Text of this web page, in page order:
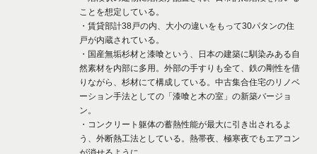
ことを想定している。
・賃貸部計38戸の内、大小の違いをもって30パタンの住
戸が内蔵されている。
・国産無垢杉材と漆喰という、日本の建築に馴染みある自
然素材を内部に多用。外部の手すりも全て、鉄の剛性を借
りながら、杉材にて構成している。中古集合住宅のリノベ
ーション手法としての「漆喰と木の室」の新築バージョ
ン。
・コンクリート躯体の蓄熱性能が最大に引き出されるよ
う、外断熱工法としている。熱帯夜、極寒夜でもエアコン